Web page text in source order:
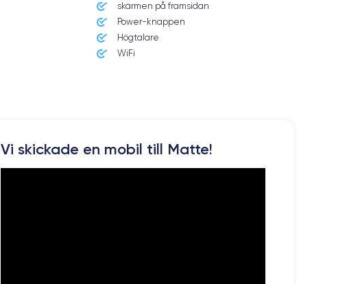
skärmen på framsidan
Power-knappen
Högtalare
WiFi
Vi skickade en mobil till Matte!